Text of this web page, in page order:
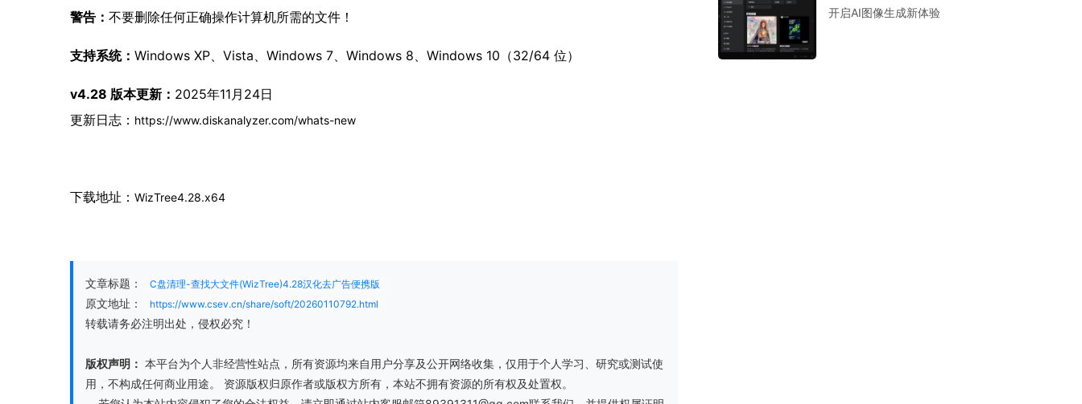
警告： 不要删除任何正确操作计算机所需的文件！
支持系统： Windows XP、Vista、Windows 7、Windows 8、Windows 10（32/64 位）
v4.28 版本更新： 2025年11月24日
更新日志： https://www.diskanalyzer.com/whats-new
下载地址： WizTree4.28.x64
文章标题： C盘清理-查找大文件(WizTree)4.28汉化去广告便携版
原文地址： https://www.csev.cn/share/soft/20260110792.html
转载请务必注明出处，侵权必究！
版权声明： 本平台为个人非经营性站点，所有资源均来自用户分享及公开网络收集，仅用于个人学习、研究或测试使
用，不构成任何商业用途。 资源版权归原作者或版权方所有，本站不拥有资源的所有权及处置权。
开启AI图像生成新体验